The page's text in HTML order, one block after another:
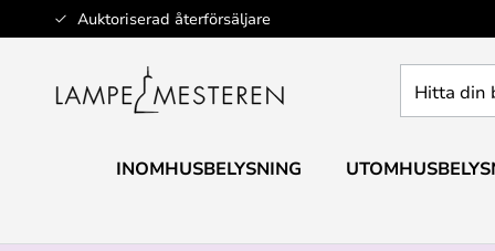
Auktoriserad återförsäljare
Hoppa
till
din
INOMHUSBELYSNING